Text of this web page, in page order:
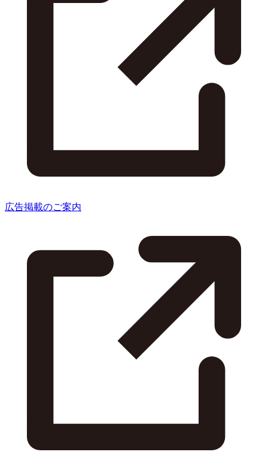
広告掲載のご案内